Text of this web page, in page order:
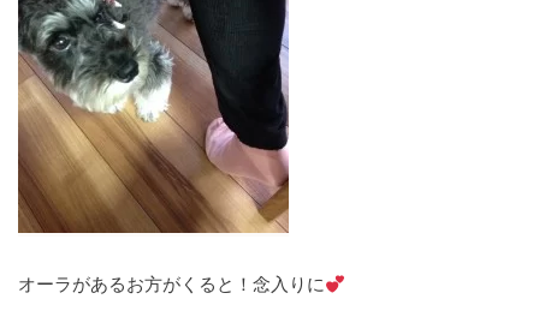
オーラがあるお方がくると！念入りに